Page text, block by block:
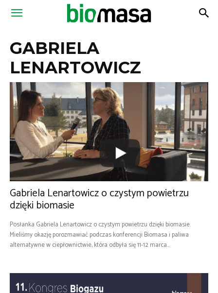
Magazyn
GABRIELA
LENARTOWICZ
Gabriela Lenartowicz o czystym powietrzu
dzięki biomasie
Posłanka Gabriela Lenartowicz o czystym powietrzu dzięki biomasie.
Mieliśmy okazję porozmawiać podczas konferencji Biomasa i paliwa
alternatywne w ciepłownictwie, która odbyła się 11-12 marca...